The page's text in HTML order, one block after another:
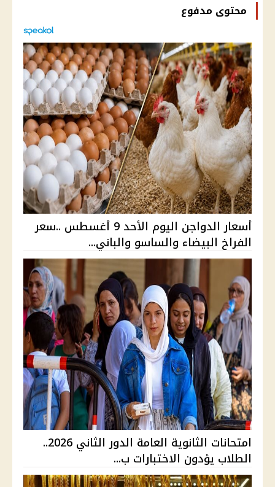
محتوى مدفوع
أسعار الدواجن اليوم الأحد 9 أغسطس ..سعر
الفراخ البيضاء والساسو والباني...
امتحانات الثانوية العامة الدور الثاني 2026..
الطلاب يؤدون الاختبارات ب...